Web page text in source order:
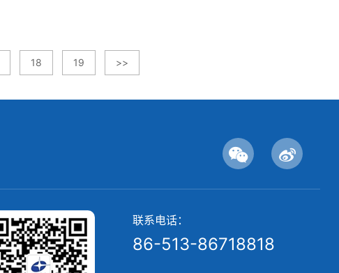
18 19 >>
联系电话：
86-513-86718818